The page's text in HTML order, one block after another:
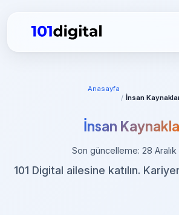
Anasayfa
/ İnsan
İnsan
Son güncelleme: 28
101 Digital ailesine katılın.